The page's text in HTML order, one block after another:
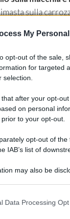
My
opt-out of the sale,
for targeted
selection.
that after your opt-
on personal
to your opt-out.
opt-out of
IAB’s list of
may also be
including but not
Data Processing
sulla
se il
è stata rimossa
catrame dalla
dell’auto, i